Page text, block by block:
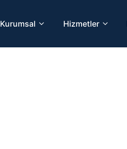
Kurumsal Hizmetler